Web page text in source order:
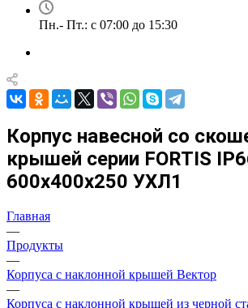
Пн.- Пт.: с 07:00 до 15:30
Корпус навесной со
крышей серии FORTIS
600х400х250 УХЛ1
Главная
—
Продукты
—
Корпуса с наклонной крышей Вектор
—
Корпуса с наклонной крышей из черной